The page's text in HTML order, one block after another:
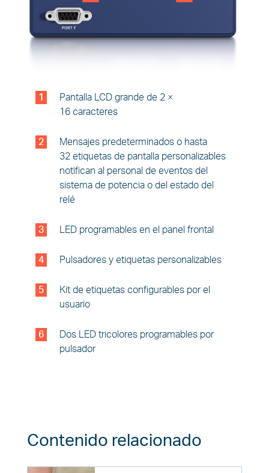
Contenido relacionado
1
Pantalla LCD grande de 2 ×
16 caracteres
2
Mensajes predeterminados o hasta
32 etiquetas de pantalla personalizables
notifican al personal de eventos del
sistema de potencia o del estado del
relé
3 LED programables en el panel frontal
4 Pulsadores y etiquetas personalizables
5
Kit de etiquetas configurables por el
usuario
6
Dos LED tricolores programables por
pulsador